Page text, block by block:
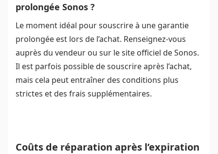
prolongée Sonos ?
Le moment idéal pour souscrire à une garantie
prolongée est lors de l’achat. Renseignez-vous
auprès du vendeur ou sur le site officiel de Sonos.
Il est parfois possible de souscrire après l’achat,
mais cela peut entraîner des conditions plus
strictes et des frais supplémentaires.
Coûts de réparation après l’expiration